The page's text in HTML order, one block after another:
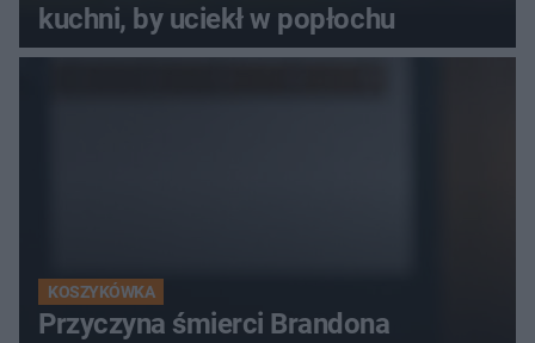
kuchni, by uciekł w popłochu
KOSZYKÓWKA
Przyczyna śmierci Brandona